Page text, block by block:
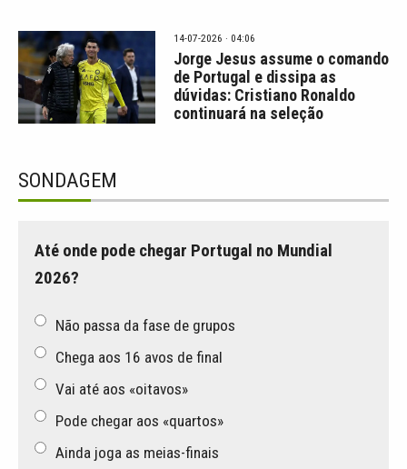
14-07-2026 · 04:06
Jorge Jesus assume o comando
de Portugal e dissipa as
dúvidas: Cristiano Ronaldo
continuará na seleção
SONDAGEM
Até onde pode chegar Portugal no Mundial
2026?
Não passa da fase de grupos
Chega aos 16 avos de final
Vai até aos «oitavos»
Pode chegar aos «quartos»
Ainda joga as meias-finais